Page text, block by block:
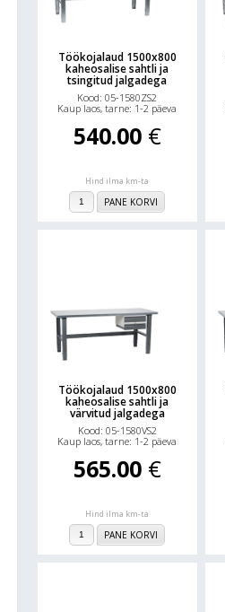
Töökojalaud 1500x800
kaheosalise sahtli ja
tsingitud jalgadega
Kood: 05-1580ZS2
Kaup laos, tarne: 1-2 päeva
540.00 €
Hind ilma km-ta
PANE KORVI
Töökojalaud 1500x800
kaheosalise sahtli ja
värvitud jalgadega
Kood: 05-1580VS2
Kaup laos, tarne: 1-2 päeva
565.00 €
Hind ilma km-ta
PANE KORVI